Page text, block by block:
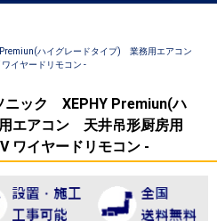
ハイグレードタイプ) 業務用エアコン
イヤードリモコン -
ニック XEPHY Premiun(ハ
エアコン 天井吊形厨房用
ワイヤードリモコン -